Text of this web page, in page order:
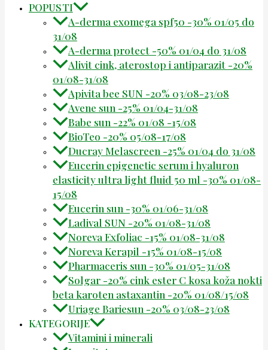
POPUSTI
A-derma exomega spf50 -30% 01/05 do
31/08
A-derma protect -50% 01/04 do 31/08
Alivit cink, aterostop i antiparazit -20%
01/08-31/08
Apivita bee SUN -20% 03/08-23/08
Avene sun -25% 01/04-31/08
Babe sun -22% 01/08 -15/08
BioTeo -20% 05/08-17/08
Ducray Melascreen -25% 01/04 do 31/08
Eucerin epigenetic serum i hyaluron
elasticity ultra light fluid 50 ml -30% 01/08-
15/08
Eucerin sun -30% 01/06-31/08
Ladival SUN -20% 01/08-31/08
Noreva Exfoliac -15% 01/08-31/08
Noreva Kerapil -15% 01/08-15/08
Pharmaceris sun -30% 01/05-31/08
Solgar -20% cink ester C kosa koža nokti
beta karoten astaxantin -20% 01/08/15/08
Uriage Bariesun -20% 03/08-23/08
KATEGORIJE
Vitamini i minerali